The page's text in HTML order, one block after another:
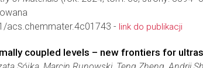
acs.chemmater.4c01743 - link do publikacji
coupled levels – new frontiers for